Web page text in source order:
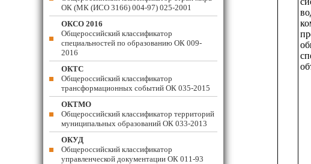
ОК (МК (ИСО 3166) 004-97) 025-2001
ОКСО 2016
Общероссийский классификатор
специальностей по образованию ОК 009-
2016
ОКТС
Общероссийский классификатор
трансформационных событий ОК 035-2015
ОКТМО
Общероссийский классификатор территорий
муниципальных образований ОК 033-2013
ОКУД
Общероссийский классификатор
управленческой документации ОК 011-93